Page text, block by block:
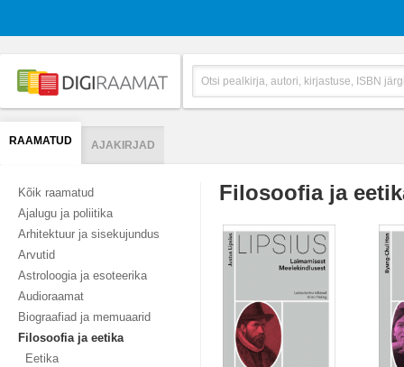
RAAMATUD AJAKIRJAD
Kõik raamatud
Ajalugu ja poliitika
Arhitektuur ja sisekujundus
Arvutid
Astroloogia ja esoteerika
Audioraamat
Biograafiad ja memuaarid
Filosoofia ja eetika
Eetika
Filosoofia ja